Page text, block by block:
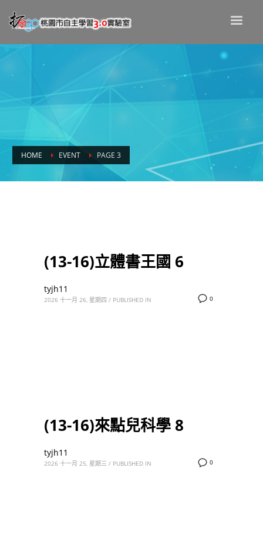
HOME EVENT PAGE 3
Archives: Events
(13-16)立體書王國 6
0
tyjh11
2026 十一月 26, 星期四 / PUBLISHED IN
(13-16)來點兒科學 8
0
tyjh11
2026 十一月 25, 星期三 / PUBLISHED IN